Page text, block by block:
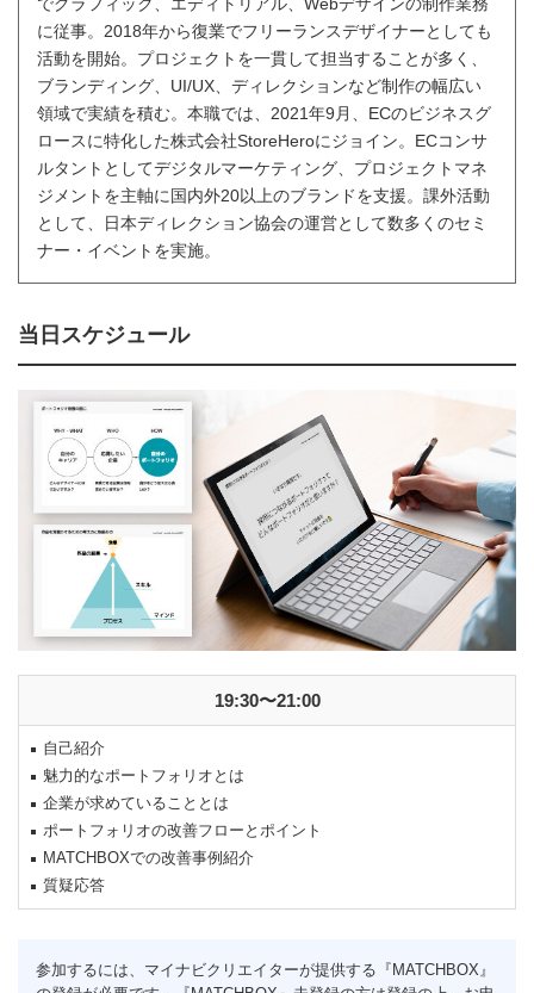
に従事。2018年から復業でフリーランスデザイナーとしても
活動を開始。プロジェクトを一貫して担当することが多く、
ブランディング、UI/UX、ディレクションなど制作の幅広い
領域で実績を積む。本職では、2021年9月、ECのビジネスグ
ロースに特化した株式会社StoreHeroにジョイン。ECコンサ
ルタントとしてデジタルマーケティング、プロジェクトマネ
ジメントを主軸に国内外20以上のブランドを支援。課外活動
として、日本ディレクション協会の運営として数多くのセミ
ナー・イベントを実施。
当日スケジュール
19:30〜21:00
自己紹介
魅力的なポートフォリオとは
企業が求めていることとは
ポートフォリオの改善フローとポイント
MATCHBOXでの改善事例紹介
質疑応答